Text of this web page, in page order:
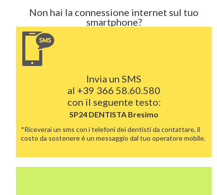
Non hai la connessione internet sul tuo
smartphone?
Invia un SMS
al +39 366 58.60.580
con il seguente testo:
SP24 DENTISTA Bresimo
*Riceverai un sms con i telefoni dei dentisti da contattare, il
costo da sostenere è un messaggio dal tuo operatore mobile.